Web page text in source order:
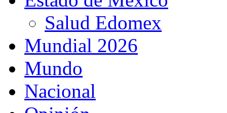
Salud Edomex
Mundial 2026
Mundo
Nacional